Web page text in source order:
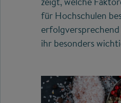
für Hochschulen
ihr besonders